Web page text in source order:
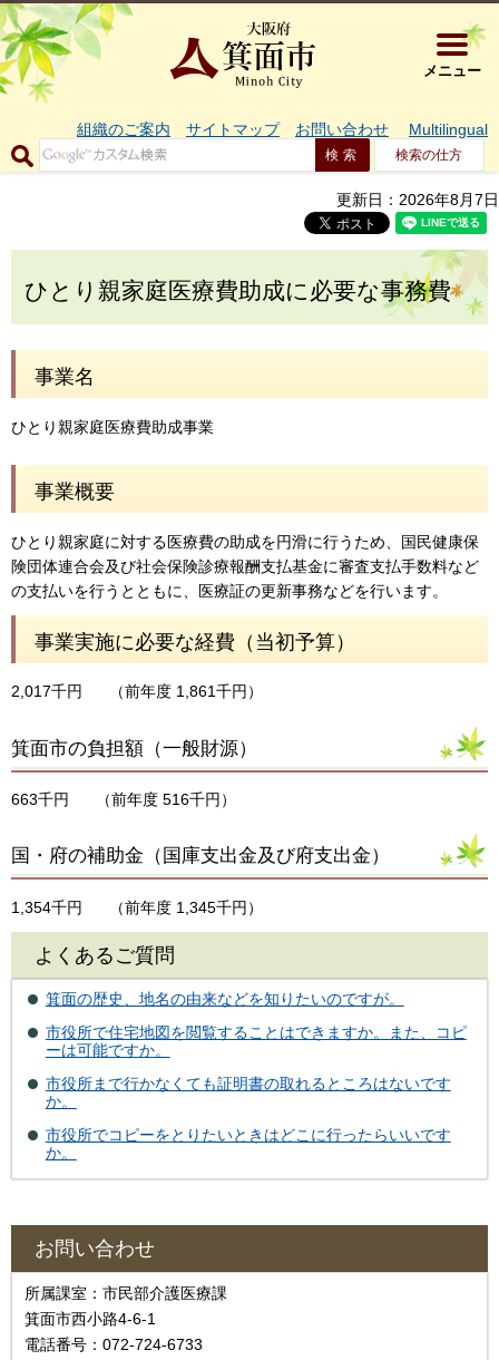
大阪府箕
メニュー
組織のご案内 サイトマップ お問い合わせ Multilingual
検索の仕方
更新日：2026年8月7日
ひとり親家庭医療費助成に必要な事務費
事業名
ひとり親家庭医療費助成事業
事業概要
ひとり親家庭に対する医療費の助成を円滑に行うため、国民健康保
険団体連合会及び社会保険診療報酬支払基金に審査支払手数料など
の支払いを行うとともに、医療証の更新事務などを行います。
事業実施に必要な経費（当初予算）
2,017千円 （前年度 1,861千円）
箕面市の負担額（一般財源）
663千円 （前年度 516千円）
国・府の補助金（国庫支出金及び府支出金）
1,354千円 （前年度 1,345千円）
よくあるご質問
箕面の歴史、地名の由来などを知りたいのですが。
市役所で住宅地図を閲覧することはできますか。また、コピ
ーは可能ですか。
市役所まで行かなくても証明書の取れるところはないです
か。
市役所でコピーをとりたいときはどこに行ったらいいです
か。
お問い合わせ
所属課室：市民部介護医療課
箕面市西小路4‐6‐1
電話番号：072-724-6733